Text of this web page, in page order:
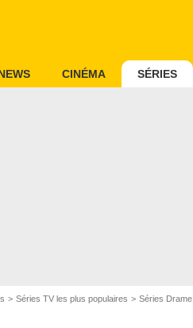
CINÉMA SÉRIES
Séries TV les plus populaires Séries Drame